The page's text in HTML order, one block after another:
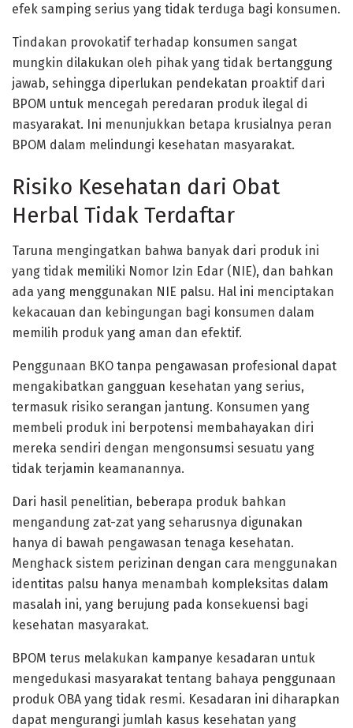
efek samping serius yang tidak terduga bagi konsumen.
Tindakan provokatif terhadap konsumen sangat
mungkin dilakukan oleh pihak yang tidak bertanggung
jawab, sehingga diperlukan pendekatan proaktif dari
BPOM untuk mencegah peredaran produk ilegal di
masyarakat. Ini menunjukkan betapa krusialnya peran
BPOM dalam melindungi kesehatan masyarakat.
Risiko Kesehatan dari Obat
Herbal Tidak Terdaftar
Taruna mengingatkan bahwa banyak dari produk ini
yang tidak memiliki Nomor Izin Edar (NIE), dan bahkan
ada yang menggunakan NIE palsu. Hal ini menciptakan
kekacauan dan kebingungan bagi konsumen dalam
memilih produk yang aman dan efektif.
Penggunaan BKO tanpa pengawasan profesional dapat
mengakibatkan gangguan kesehatan yang serius,
termasuk risiko serangan jantung. Konsumen yang
membeli produk ini berpotensi membahayakan diri
mereka sendiri dengan mengonsumsi sesuatu yang
tidak terjamin keamanannya.
Dari hasil penelitian, beberapa produk bahkan
mengandung zat-zat yang seharusnya digunakan
hanya di bawah pengawasan tenaga kesehatan.
Menghack sistem perizinan dengan cara menggunakan
identitas palsu hanya menambah kompleksitas dalam
masalah ini, yang berujung pada konsekuensi bagi
kesehatan masyarakat.
BPOM terus melakukan kampanye kesadaran untuk
mengedukasi masyarakat tentang bahaya penggunaan
produk OBA yang tidak resmi. Kesadaran ini diharapkan
dapat mengurangi jumlah kasus kesehatan yang